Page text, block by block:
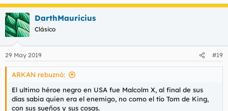
e
a
c
c
i
e
s
DarthMauricius
Clásico
29 May 2019 #19
ARKAN rebuznó:
El ultimo héroe negro en USA fue Malcolm X, al final de sus
días sabia quien era el enemigo, no como el tío Tom de King,
con sus sueños y sus cosas.